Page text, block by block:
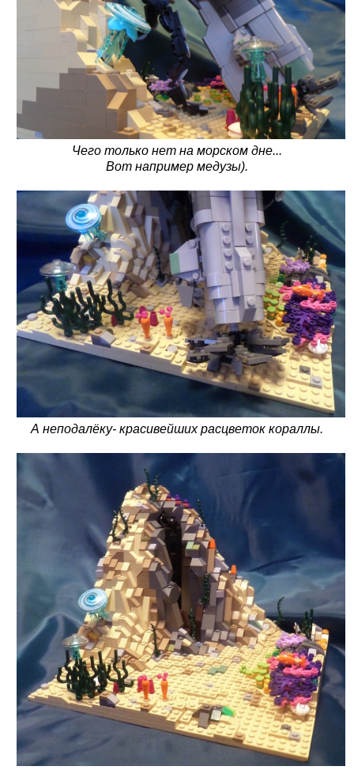
Чего только нет на морском дне...
Вот например медузы).
А неподалёку- красивейших расцветок кораллы.